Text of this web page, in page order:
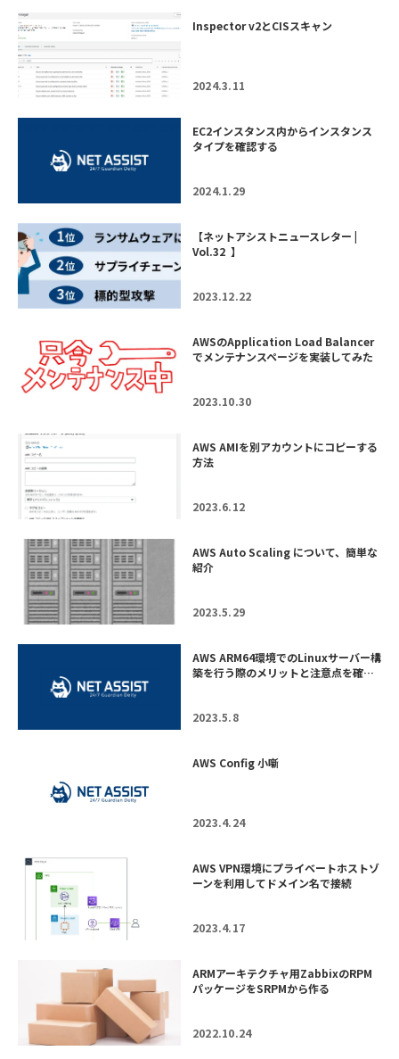
Inspector v2とCISスキャン
2024.3.11
EC2インスタンス内からインスタンス
タイプを確認する
2024.1.29
【ネットアシストニュースレター |
Vol.32 】
2023.12.22
AWSのApplication Load Balancer
でメンテナンスページを実装してみた
2023.10.30
AWS AMIを別アカウントにコピーする
方法
2023.6.12
AWS Auto Scaling について、簡単な
紹介
2023.5.29
AWS ARM64環境でのLinuxサーバー構
築を行う際のメリットと注意点を確…
2023.5.8
AWS Config 小噺
2023.4.24
AWS VPN環境にプライベートホストゾ
ーンを利用してドメイン名で接続
2023.4.17
ARMアーキテクチャ用ZabbixのRPM
パッケージをSRPMから作る
2022.10.24